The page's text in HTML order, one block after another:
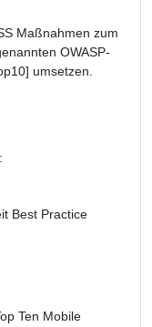
Maßnahmen zum
OWASP-
umsetzen.
Best Practice
Ten Mobile